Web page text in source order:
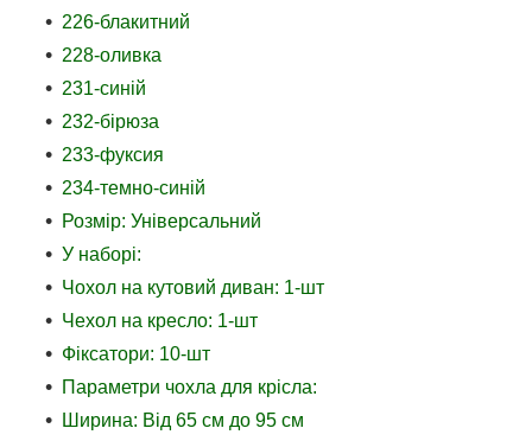
226-блакитний
228-оливка
231-синій
232-бірюза
233-фуксия
234-темно-синій
Розмір: Універсальний
У наборі:
Чохол на кутовий диван: 1-шт
Чехол на кресло: 1-шт
Фіксатори: 10-шт
Параметри чохла для крісла:
Ширина: Від 65 см до 95 см